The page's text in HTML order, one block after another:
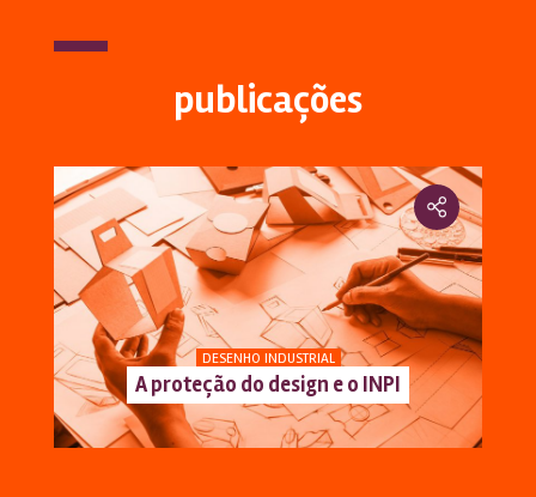
publicações
DESENHO INDUSTRIAL
A proteção do design e o INPI